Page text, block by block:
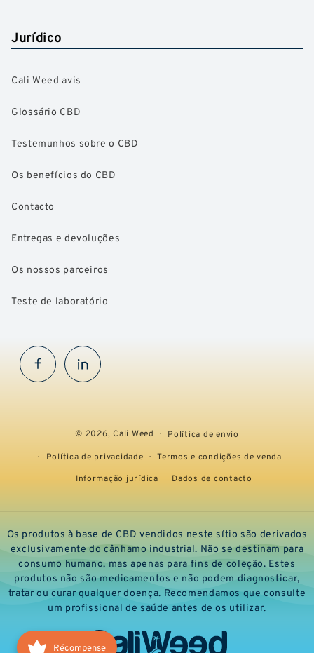
Jurídico
Cali Weed avis
Glossário CBD
Testemunhos sobre o CBD
Os benefícios do CBD
Contacto
Entregas e devoluções
Os nossos parceiros
Teste de laboratório
FacebookInstaGram
© 2026,Cali Weed
Política de envio
Política de privacidade
Termos e condições de venda
Informação jurídica
Dados de contacto
Os produtos à base de CBD vendidos neste sítio são derivados
exclusivamente do cânhamo industrial. Não se destinam para
consumo humano, mas apenas para fins de coleção. Estes
produtos não são medicamentos e não podem diagnosticar,
tratar ou curar qualquer doença. Recomendamos que consulte
um profissional de saúde antes de os utilizar.
Récompense